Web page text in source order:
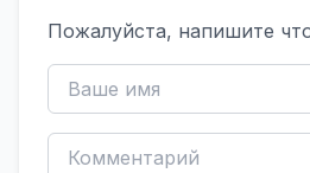
Пожалуйста, напишите